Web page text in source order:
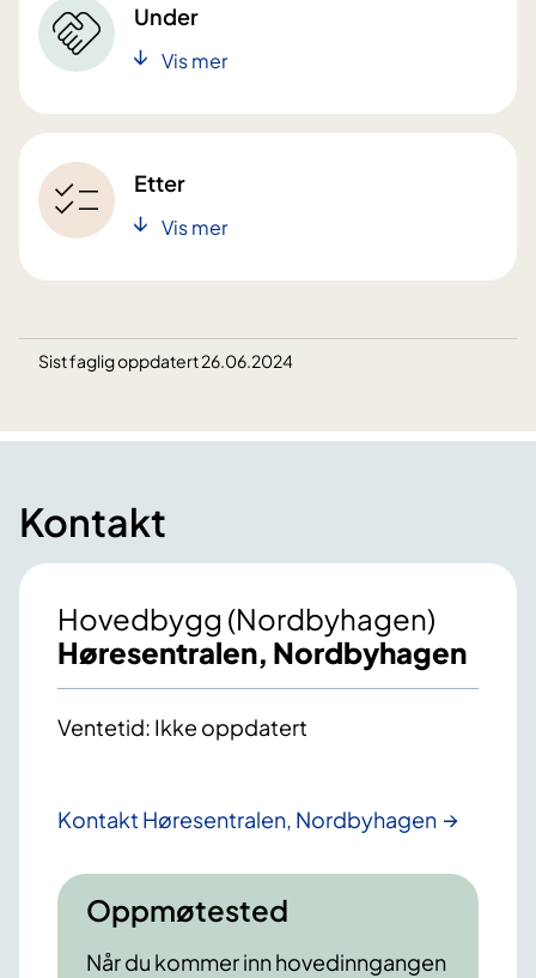
Under
Vis mer
Etter
Vis mer
Sist faglig oppdatert 26.06.2024
Kontakt
Hovedbygg (Nordbyhagen)
Høresentralen, Nordbyhagen
Ventetid: Ikke oppdatert
Kontakt Høresentralen, Nordbyhagen
Oppmøtested
Når du kommer inn hovedinngangen